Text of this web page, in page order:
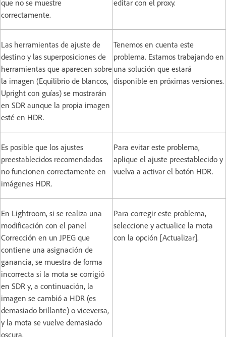
que no se muestre
correctamente.
editar con el proxy.
Las herramientas de ajuste de
destino y las superposiciones de
herramientas que aparecen sobre
la imagen (Equilibrio de blancos,
Upright con guías) se mostrarán
en SDR aunque la propia imagen
esté en HDR.
Tenemos en cuenta este
problema. Estamos trabajando en
una solución que estará
disponible en próximas versiones.
Es posible que los ajustes
preestablecidos recomendados
no funcionen correctamente en
imágenes HDR.
Para evitar este problema,
aplique el ajuste preestablecido y
vuelva a activar el botón HDR.
En Lightroom, si se realiza una
modificación con el panel
Corrección en un JPEG que
contiene una asignación de
ganancia, se muestra de forma
incorrecta si la mota se corrigió
en SDR y, a continuación, la
imagen se cambió a HDR (es
demasiado brillante) o viceversa,
y la mota se vuelve demasiado
oscura.
Para corregir este problema,
seleccione y actualice la mota
con la opción [Actualizar].